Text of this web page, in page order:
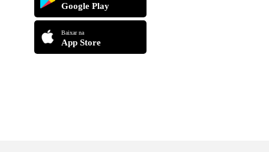
Google Play
Baixar na
App Store